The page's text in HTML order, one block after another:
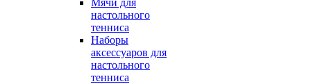
Мячи для
настольного
тенниса
Наборы
аксессуаров для
настольного
тенниса